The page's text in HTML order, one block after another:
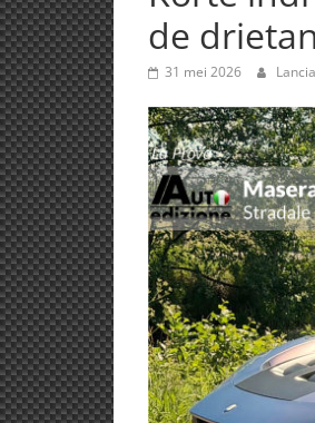
lifestyle
de
31 mei 2026